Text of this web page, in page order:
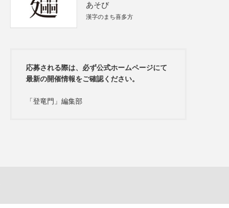
あそび
漢字のまち喜多方
応募される際は、必ず公式ホームページにて
最新の開催情報をご確認ください。
「登竜門」編集部